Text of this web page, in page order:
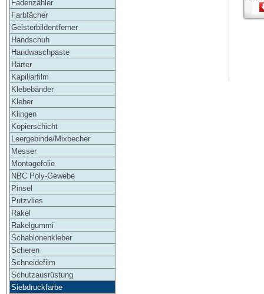
Fadenzähler
Farbfächer
Geisterbildentferner
Handschuh
Handwaschpaste
Härter
Kapillarfilm
Klebebänder
Kleber
Klingen
Kopierschicht
Leergebinde/Mixbecher
Messer
Montagefolie
NBC Poly-Gewebe
Pinsel
Putzvlies
Rakel
Rakelgummi
Schablonenkleber
Scheren
Schneidefilm
Schutzausrüstung
Siebdruckfarbe